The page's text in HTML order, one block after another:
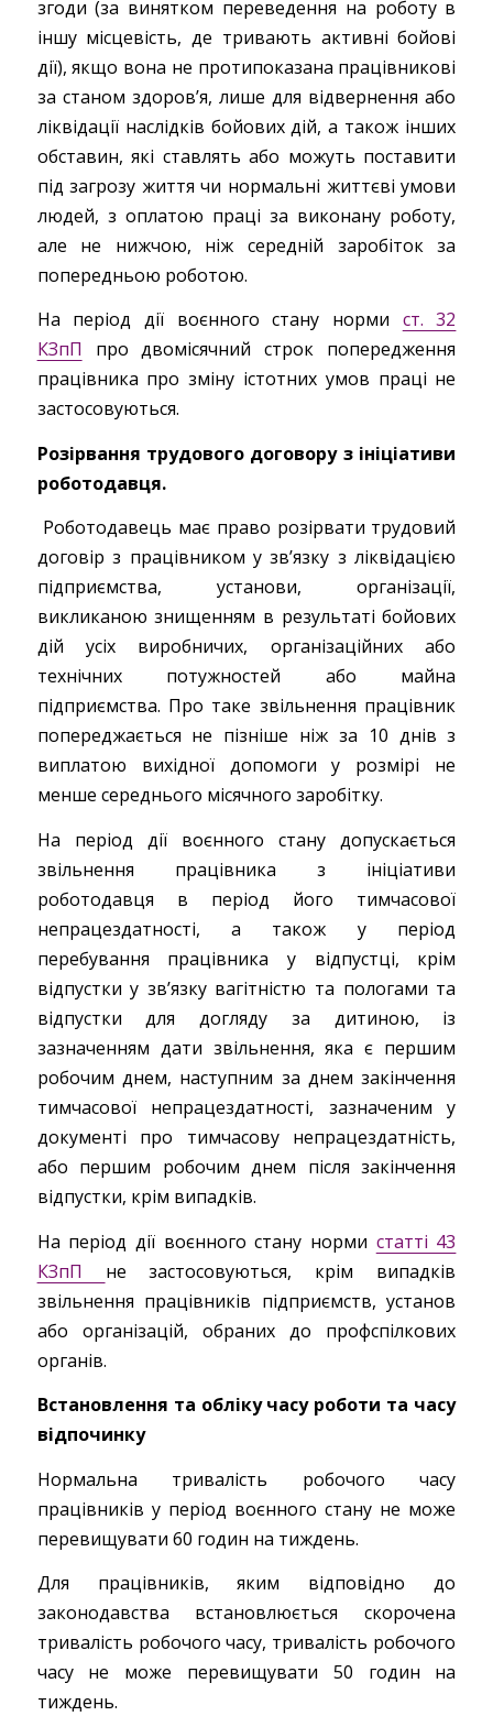
згоди (за винятком переведення на роботу в
іншу місцевість, де тривають активні бойові
дії), якщо вона не протипоказана працівникові
за станом здоров’я, лише для відвернення або
ліквідації наслідків бойових дій, а також інших
обставин, які ставлять або можуть поставити
під загрозу життя чи нормальні життєві умови
людей, з оплатою праці за виконану роботу,
але не нижчою, ніж середній заробіток за
попередньою роботою.
На період дії воєнного стану норми ст. 32
КЗпП про двомісячний строк попередження
працівника про зміну істотних умов праці не
застосовуються.
Розірвання трудового договору з ініціативи
роботодавця.
Роботодавець має право розірвати трудовий
договір з працівником у зв’язку з ліквідацією
підприємства, установи, організації,
викликаною знищенням в результаті бойових
дій усіх виробничих, організаційних або
технічних потужностей або майна
підприємства. Про таке звільнення працівник
попереджається не пізніше ніж за 10 днів з
виплатою вихідної допомоги у розмірі не
менше середнього місячного заробітку.
На період дії воєнного стану допускається
звільнення працівника з ініціативи
роботодавця в період його тимчасової
непрацездатності, а також у період
перебування працівника у відпустці, крім
відпустки у зв’язку вагітністю та пологами та
відпустки для догляду за дитиною, із
зазначенням дати звільнення, яка є першим
робочим днем, наступним за днем закінчення
тимчасової непрацездатності, зазначеним у
документі про тимчасову непрацездатність,
або першим робочим днем після закінчення
відпустки, крім випадків.
На період дії воєнного стану норми статті 43
КЗпП не застосовуються, крім випадків
звільнення працівників підприємств, установ
або організацій, обраних до профспілкових
органів.
Встановлення та обліку часу роботи та часу
відпочинку
Нормальна тривалість робочого часу
працівників у період воєнного стану не може
перевищувати 60 годин на тиждень.
Для працівників, яким відповідно до
законодавства встановлюється скорочена
тривалість робочого часу, тривалість робочого
часу не може перевищувати 50 годин на
тиждень.